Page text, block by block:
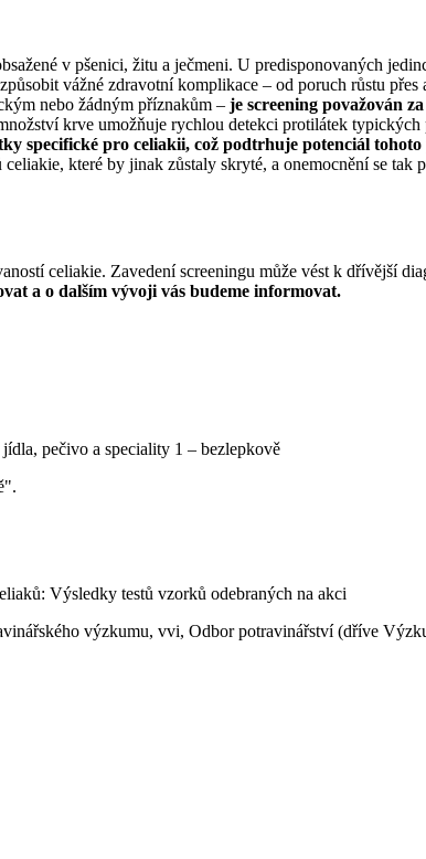
v pšenici, žitu a ječmeni. U predisponovaných
vážné zdravotní komplikace – od poruch růstu
nebo žádným příznakům – je screening považován
krve umožňuje rychlou detekci protilátek
specifické pro celiakii, což podtrhuje potenciál tohoto
které by jinak zůstaly skryté, a onemocnění se tak
celiakie. Zavedení screeningu může vést k dřívější
a o dalším vývoji vás budeme informovat.
výzkumu, vvi, Odbor potravinářství (dříve